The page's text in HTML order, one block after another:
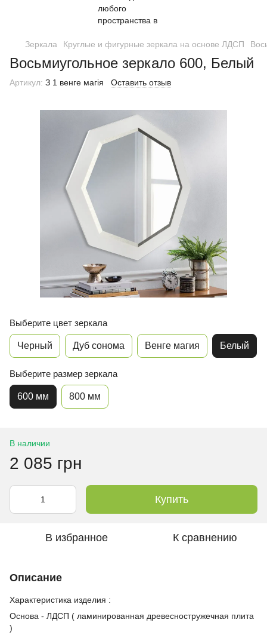
Зеркала Круглые и фигурные зеркала на основе ЛДСП
Восьмиугольное зеркало 600, Белый
Артикул: З 1 венге магія Оставить отзыв
Выберите цвет зеркала
Черный Дуб сонома Венге магия Белый
Выберите размер зеркала
600 мм 800 мм
В наличии
2 085 грн
Купить
В избранное К сравнению
Описание
Характеристика изделия :
Основа - ЛДСП ( ламинированная древесностружечная плита
)